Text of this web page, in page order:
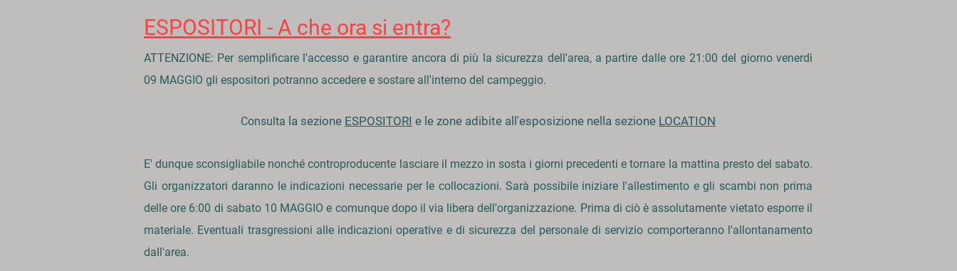
ESPOSITORI - A che ora si entra?
ATTENZIONE: Per semplificare l'accesso e garantire ancora di più la sicurezza dell'area, a partire dalle ore 21:00 del giorno venerdì
09 MAGGIO gli espositori potranno accedere e sostare all'interno del campeggio.
Consulta la sezione ESPOSITORI e le zone adibite all'esposizione nella sezione LOCATION
E' dunque sconsigliabile nonché controproducente lasciare il mezzo in sosta i giorni precedenti e tornare la mattina presto del sabato.
Gli organizzatori daranno le indicazioni necessarie per le collocazioni. Sarà possibile iniziare l'allestimento e gli scambi non prima
delle ore 6:00 di sabato 10 MAGGIO e comunque dopo il via libera dell'organizzazione. Prima di ciò è assolutamente vietato esporre il
materiale. Eventuali trasgressioni alle indicazioni operative e di sicurezza del personale di servizio comporteranno l'allontanamento
dall'area.